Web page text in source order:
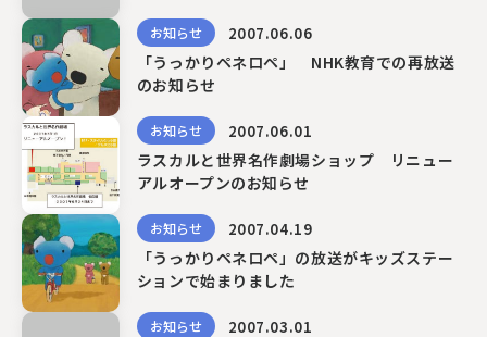
お知らせ 2007.06.06
「うっかりペネロペ」 NHK教育での再放送
のお知らせ
お知らせ 2007.06.01
ラスカルと世界名作劇場ショップ リニュー
アルオープンのお知らせ
お知らせ 2007.04.19
「うっかりペネロペ」の放送がキッズステー
ションで始まりました
お知らせ 2007.03.01